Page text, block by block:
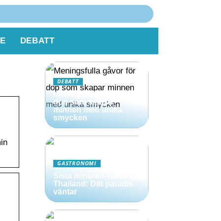
DEBATT
DEBATT
Meningsfulla gåvor för
dop som skapar
minnen med unika
smycken
GASTRONOMI
Sista minuten-resor till
Thailand: Ditt paradis
väntar